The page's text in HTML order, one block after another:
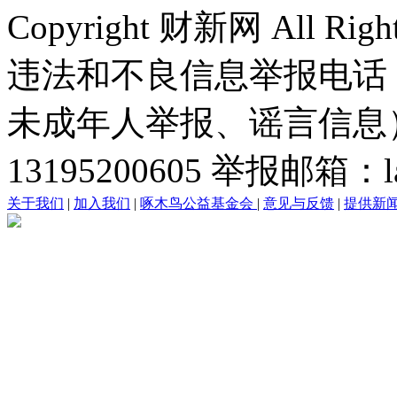
Copyright 财新网 All
违法和不良信息举报电
未成年人举报、谣言信
13195200605 举报邮箱
关于我们 | 加入我们 | 啄木鸟公益基金会 | 意见与反馈 | 提供新